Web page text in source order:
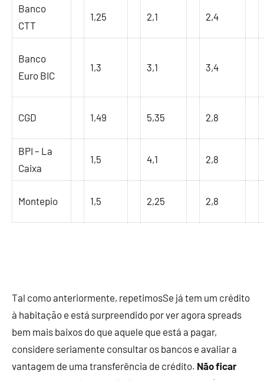
Banco
CTT
1,25 2,1 2,4
Banco
Euro BIC
1,3 3,1 3,4
CGD 1,49 5,35 2,8
BPI – La
Caixa
1,5 4,1 2,8
Montepio 1,5 2,25 2,8
Tal como anteriormente, repetimosSe já tem um crédito
à habitação e está surpreendido por ver agora spreads
bem mais baixos do que aquele que está a pagar,
considere seriamente consultar os bancos e avaliar a
vantagem de uma transferência de crédito. Não ficar